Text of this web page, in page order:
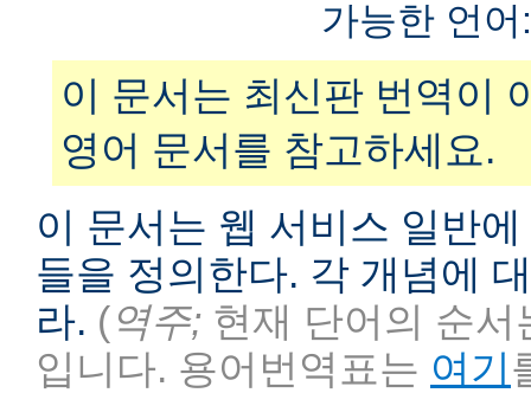
가능한 언
이 문서는 최신판 번역이
영어 문서를 참고하세요.
이 문서는 웹 서비스 일반
들을 정의한다. 각 개념에
라. (역주; 현재 단어의 순
입니다. 용어번역표는 여기